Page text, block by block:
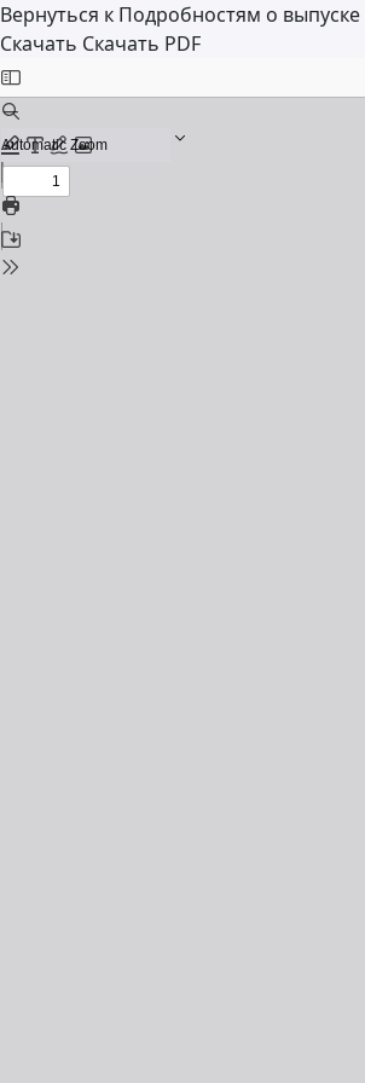
Вернуться к Подробностям о выпуске
Скачать Скачать PDF